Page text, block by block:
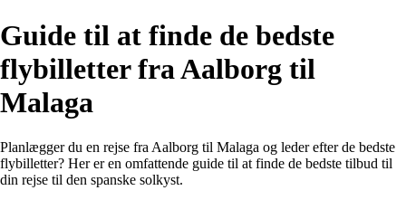
Guide til at finde de bedste
flybilletter fra Aalborg til
Malaga
Planlægger du en rejse fra Aalborg til Malaga og leder efter de bedste
flybilletter? Her er en omfattende guide til at finde de bedste tilbud til
din rejse til den spanske solkyst.